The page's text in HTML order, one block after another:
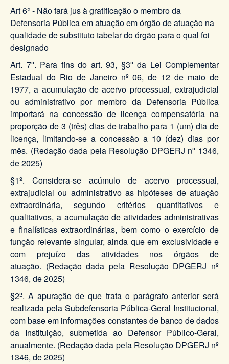
Art 6° - Não fará jus à gratificação o membro da
Defensoria Pública em atuação em órgão de atuação na
qualidade de substituto tabelar do órgão para o qual foi
designado
Art. 7º. Para fins do art. 93, §3º da Lei Complementar
Estadual do Rio de Janeiro nº 06, de 12 de maio de
1977, a acumulação de acervo processual, extrajudicial
ou administrativo por membro da Defensoria Pública
importará na concessão de licença compensatória na
proporção de 3 (três) dias de trabalho para 1 (um) dia de
licença, limitando-se a concessão a 10 (dez) dias por
mês. (Redação dada pela Resolução DPGERJ nº 1346,
de 2025)
§1º. Considera-se acúmulo de acervo processual,
extrajudicial ou administrativo as hipóteses de atuação
extraordinária, segundo critérios quantitativos e
qualitativos, a acumulação de atividades administrativas
e finalísticas extraordinárias, bem como o exercício de
função relevante singular, ainda que em exclusividade e
com prejuízo das atividades nos órgãos de
atuação. (Redação dada pela Resolução DPGERJ nº
1346, de 2025)
§2º. A apuração de que trata o parágrafo anterior será
realizada pela Subdefensoria Pública-Geral Institucional,
com base em informações constantes de banco de dados
da Instituição, submetida ao Defensor Público-Geral,
anualmente. (Redação dada pela Resolução DPGERJ nº
1346, de 2025)